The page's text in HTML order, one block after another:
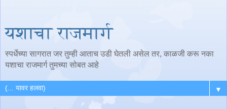
यशाचा राजमार्ग
स्पर्धेच्या सागरात जर तुम्ही आताच उडी घेतली असेल तर, काळजी करू नका
यशाचा राजमार्ग तुमच्या सोबत आहे
▼